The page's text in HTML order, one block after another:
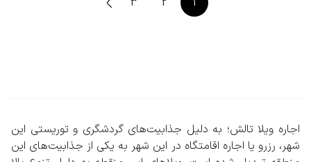
اجاره ویلا تالش؛ به دلیل جذابیت‌های گردشگری و توریستی این
شهر، رزرو یا اجاره اقامتگاه در این شهر به یکی از جذابیت‌های این